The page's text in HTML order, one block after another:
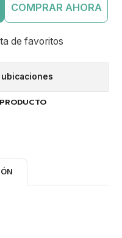
COMPRAR AHORA
de favoritos